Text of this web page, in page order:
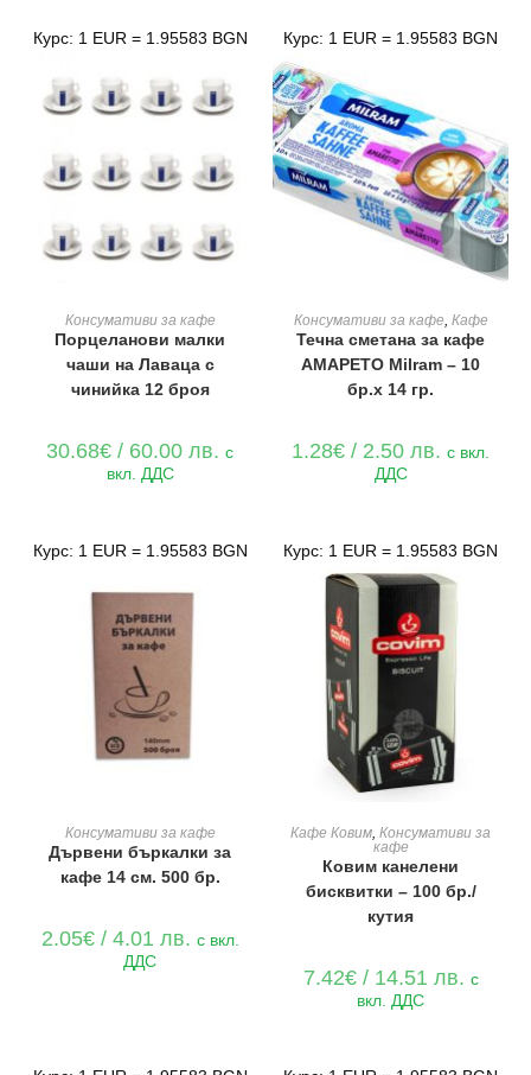
Курс: 1 EUR = 1.95583 BGN
ДОБАВЯНЕ В КОЛИЧКАТА
Консумативи за кафе
Порцеланови малки
чаши на Лаваца с
чинийка 12 броя
30.68€ / 60.00 лв.с
вкл. ДДС
Курс: 1 EUR = 1.95583 BGN
ДОБАВЯНЕ В КОЛИЧКАТА
Консумативи за кафе, Кафе
Течна сметана за кафе
АМАРЕТО Milram – 10
бр.x 14 гр.
1.28€ / 2.50 лв.с вкл.
ДДС
Курс: 1 EUR = 1.95583 BGN
ДОБАВЯНЕ В КОЛИЧКАТА
Консумативи за кафе
Дървени бъркалки за
кафе 14 см. 500 бр.
2.05€/ 4.01 лв. с вкл.
ДДС
Курс: 1 EUR = 1.95583 BGN
ДОБАВЯНЕ В КОЛИЧКАТА
Кафе Ковим,Консумативи за
кафе
Ковим канелени
бисквитки – 100 бр./
кутия
7.42€/ 14.51 лв. с
вкл. ДДС